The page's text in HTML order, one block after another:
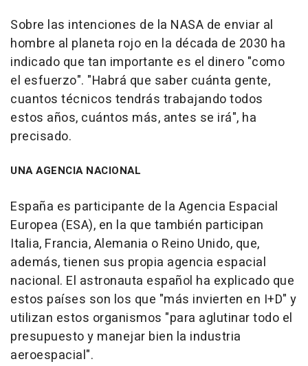
Sobre las intenciones de la NASA de enviar al
hombre al planeta rojo en la década de 2030 ha
indicado que tan importante es el dinero "como
el esfuerzo". "Habrá que saber cuánta gente,
cuantos técnicos tendrás trabajando todos
estos años, cuántos más, antes se irá", ha
precisado.
UNA AGENCIA NACIONAL
España es participante de la Agencia Espacial
Europea (ESA), en la que también participan
Italia, Francia, Alemania o Reino Unido, que,
además, tienen sus propia agencia espacial
nacional. El astronauta español ha explicado que
estos países son los que "más invierten en I+D" y
utilizan estos organismos "para aglutinar todo el
presupuesto y manejar bien la industria
aeroespacial".